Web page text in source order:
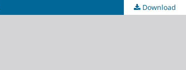
Download